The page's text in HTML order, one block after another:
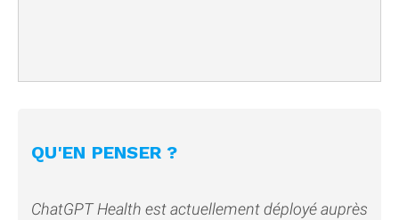
QU'EN PENSER ?
ChatGPT Health est actuellement déployé auprès